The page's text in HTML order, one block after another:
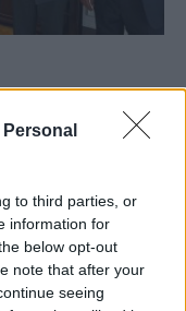
to third parties, or
information for
below opt-out
note that after your
seeing
και τα 3,7